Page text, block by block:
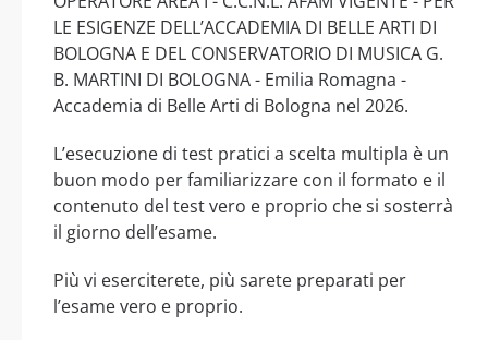
LE ESIGENZE DELL’ACCADEMIA DI BELLE ARTI DI
BOLOGNA E DEL CONSERVATORIO DI MUSICA G.
B. MARTINI DI BOLOGNA - Emilia Romagna -
Accademia di Belle Arti di Bologna nel 2026.
L’esecuzione di test pratici a scelta multipla è un
buon modo per familiarizzare con il formato e il
contenuto del test vero e proprio che si sosterrà
il giorno dell’esame.
Più vi eserciterete, più sarete preparati per
l’esame vero e proprio.